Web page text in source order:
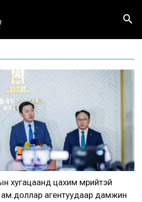
хугацаанд цахим мөрийтэй
агентуудаар дамжин